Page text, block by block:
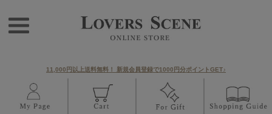
11,000円以上送料無料！ 新規会員登録で1000円分ポイントGET♪